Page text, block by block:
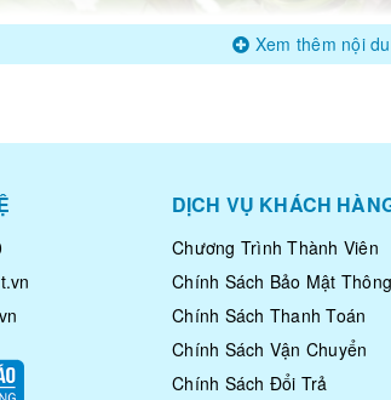
Xem thêm nội
DỊCH VỤ KHÁCH
Chương Trình Thành Viên
Chính Sách Bảo Mật
Chính Sách Thanh Toán
Chính Sách Vận Chuyển
Chính Sách Đổi Trả